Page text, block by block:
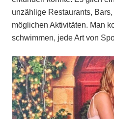
unzählige Restaurants,
möglichen Aktivitäten. Man
schwimmen, jede Art von